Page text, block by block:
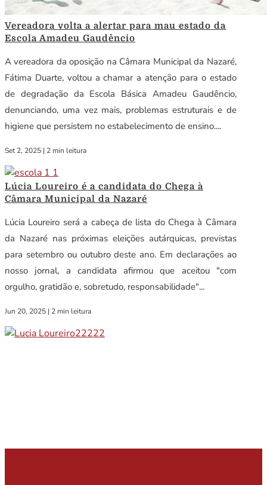
Vereadora volta a alertar para mau estado da
Escola Amadeu Gaudêncio
A vereadora da oposição na Câmara Municipal da Nazaré,
Fátima Duarte, voltou a chamar a atenção para o estado
de degradação da Escola Básica Amadeu Gaudêncio,
denunciando, uma vez mais, problemas estruturais e de
higiene que persistem no estabelecimento de ensino....
Set 2, 2025 | 2 min leitura
Lúcia Loureiro é a candidata do Chega à
Câmara Municipal da Nazaré
Lúcia Loureiro será a cabeça de lista do Chega à Câmara
da Nazaré nas próximas eleições autárquicas, previstas
para setembro ou outubro deste ano. Em declarações ao
nosso jornal, a candidata afirmou que aceitou "com
orgulho, gratidão e, sobretudo, responsabilidade"...
Jun 20, 2025 | 2 min leitura